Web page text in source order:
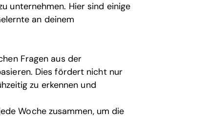
unternehmen. Hier sind einige
an deinem
Fragen aus der
Dies fördert nicht nur
zu erkennen und
Woche zusammen, um die